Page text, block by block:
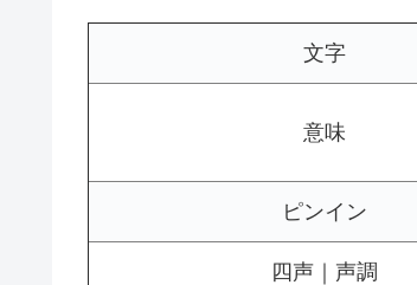
文字
意味
ピンイン
四声｜声調